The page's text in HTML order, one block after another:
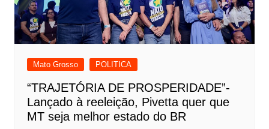
Mato Grosso POLITICA
“TRAJETÓRIA DE PROSPERIDADE”-
Lançado à reeleição, Pivetta quer que
MT seja melhor estado do BR